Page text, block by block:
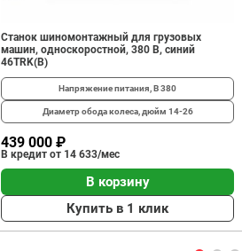
Станок шиномонтажный для грузовых
машин, односкоростной, 380 В, синий
46TRK(B)
Напряжение питания, В380
Диаметр обода колеса, дюйм 14-26
439 000 ₽
В кредит от 14 633/мес
В корзину
Купить в 1 клик